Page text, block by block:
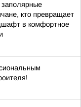
кто превращает
в комфортное